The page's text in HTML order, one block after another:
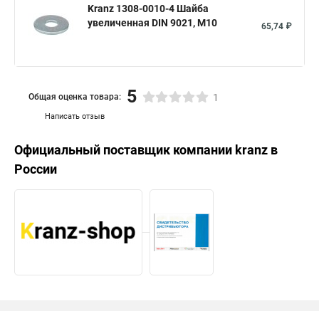
Kranz 1308-0010-4 Шайба
увеличенная DIN 9021, M10
65,74 ₽
Написать отзыв
Общая оценка товара: 5 1
Официальный поставщик компании kranz в
России